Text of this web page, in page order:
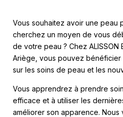
Vous souhaitez avoir une peau
cherchez un moyen de vous
de votre peau ? Chez ALISSON
Ariège, vous pouvez bénéficier
sur les soins de peau et les
Vous apprendrez à prendre
efficace et à utiliser les
améliorer son apparence.